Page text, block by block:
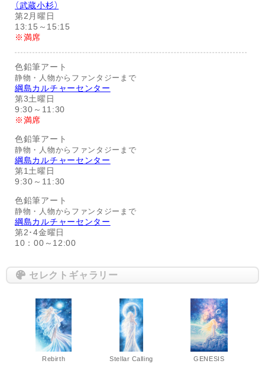
（武蔵小杉）
第2月曜日
13:15～15:15
※満席
色鉛筆アート
静物・人物からファンタジーまで
綱島カルチャーセンター
第3土曜日
9:30～11:30
※満席
色鉛筆アート
静物・人物からファンタジーまで
綱島カルチャーセンター
第1土曜日
9:30～11:30
色鉛筆アート
静物・人物からファンタジーまで
綱島カルチャーセンター
第2･4金曜日
10：00～12:00
セレクトギャラリー
Rebirth Stellar Calling GENESIS